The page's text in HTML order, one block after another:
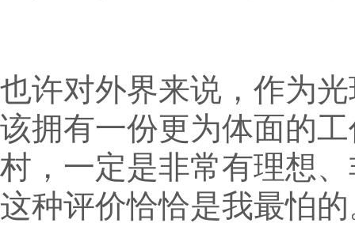
也许对外界来说，作为
该拥有一份更为体面的
村，一定是非常有理想
这种评价恰恰是我最怕